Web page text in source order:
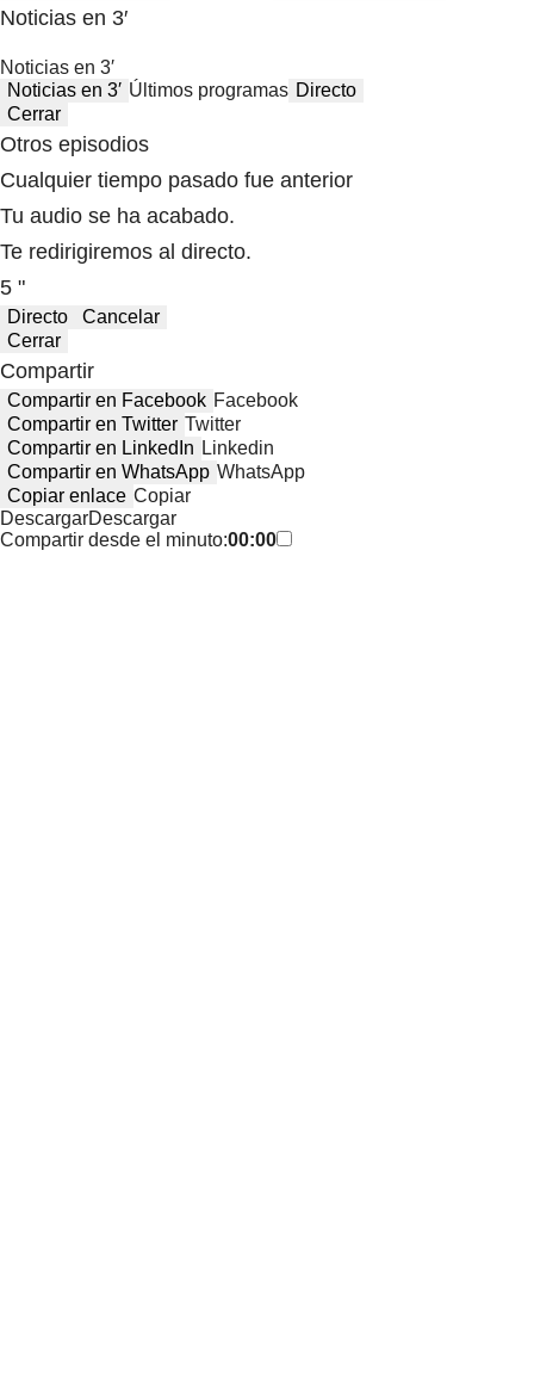
Noticias en 3′
Noticias en 3′
Noticias en 3′ Últimos programas Directo
Cerrar
Otros episodios
Cualquier tiempo pasado fue anterior
Tu audio se ha acabado.
Te redirigiremos al directo.
5 "
Directo
Cancelar
Cerrar
Compartir
Compartir en Facebook Facebook
Compartir en Twitter Twitter
Compartir en LinkedIn Linkedin
Compartir en WhatsApp WhatsApp
Copiar enlace Copiar
DescargarDescargar
Compartir desde el minuto:00:00